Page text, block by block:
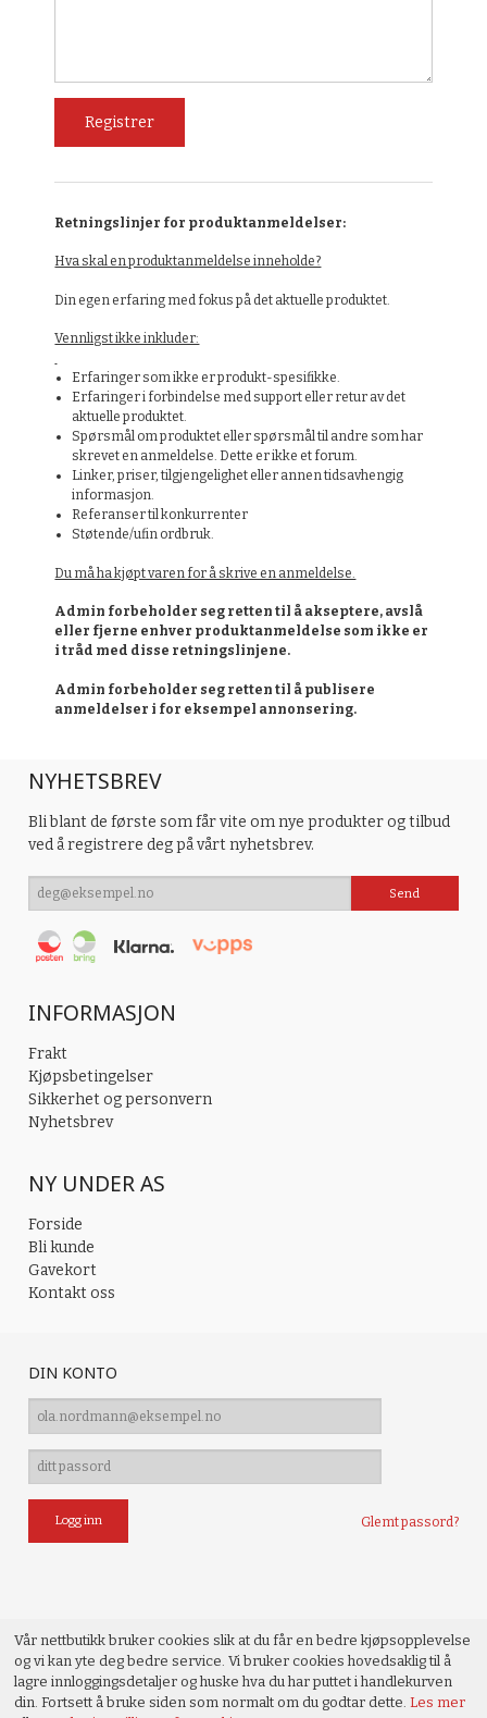
Retningslinjer for produktanmeldelser:
Hva skal en produktanmeldelse inneholde?
Din egen erfaring med fokus på det aktuelle produktet.
Vennligst ikke inkluder:
Erfaringer som ikke er produkt-spesifikke.
Erfaringer i forbindelse med support eller retur av det
aktuelle produktet.
Spørsmål om produktet eller spørsmål til andre som har
skrevet en anmeldelse. Dette er ikke et forum.
Linker, priser, tilgjengelighet eller annen tidsavhengig
informasjon.
Referanser til konkurrenter
Støtende/ufin ordbruk.
Du må ha kjøpt varen for å skrive en anmeldelse.
Admin forbeholder seg retten til å akseptere, avslå
eller fjerne enhver produktanmeldelse som ikke er
i tråd med disse retningslinjene.
Admin forbeholder seg retten til å publisere
anmeldelser i for eksempel annonsering.
NYHETSBREV
Bli blant de første som får vite om nye produkter og tilbud
ved å registrere deg på vårt nyhetsbrev.
INFORMASJON
Frakt
Kjøpsbetingelser
Sikkerhet og personvern
Nyhetsbrev
NY UNDER AS
Forside
Bli kunde
Gavekort
Kontakt oss
DIN KONTO
Glemt passord?
Vår nettbutikk bruker cookies slik at du får en bedre kjøpsopplevelse
og vi kan yte deg bedre service. Vi bruker cookies hovedsaklig til å
lagre innloggingsdetaljer og huske hva du har puttet i handlekurven
din. Fortsett å bruke siden som normalt om du godtar dette.Les mer